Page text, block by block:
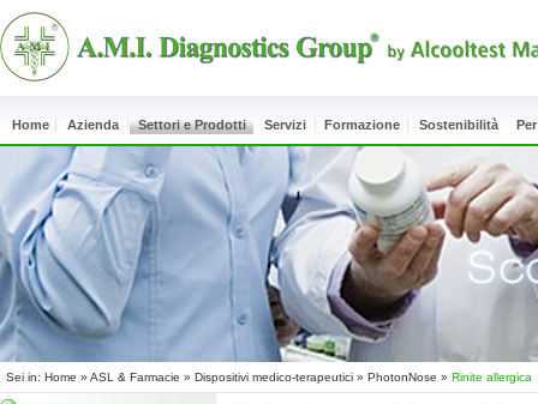
Home Azienda Settori e Prodotti Servizi Formazione Sostenibilità
Sei in: Home » ASL & Farmacie » Dispositivi medico-terapeutici » PhotonNose » Rinite allergica